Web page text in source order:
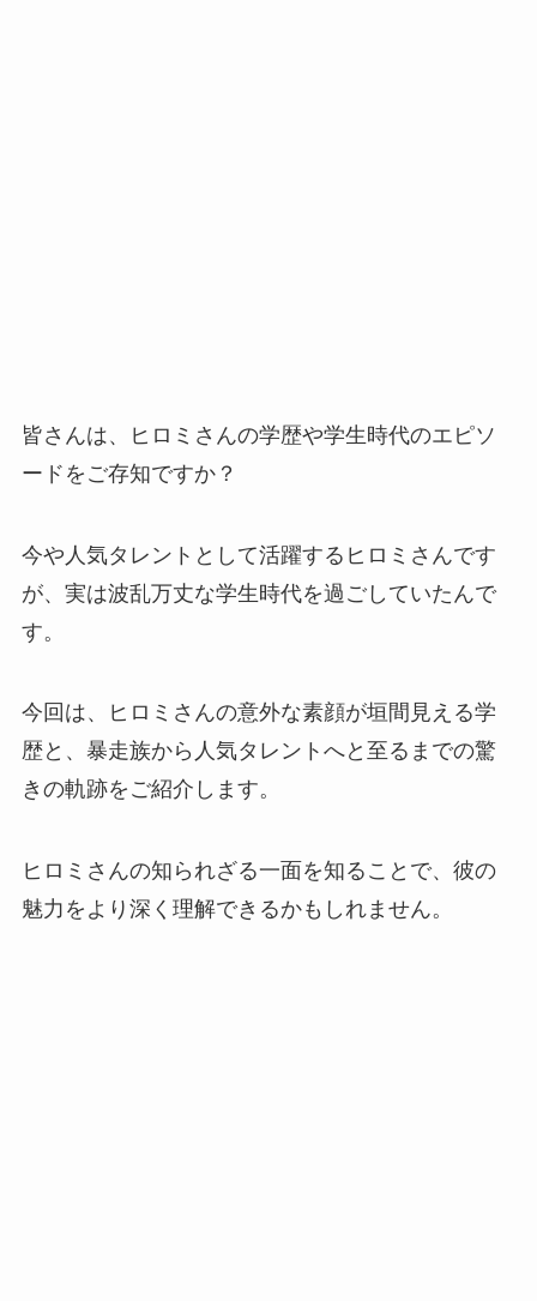
皆さんは、ヒロミさんの学歴や学生時代のエピソ
ードをご存知ですか？
今や人気タレントとして活躍するヒロミさんです
が、実は波乱万丈な学生時代を過ごしていたんで
す。
今回は、ヒロミさんの意外な素顔が垣間見える学
歴と、暴走族から人気タレントへと至るまでの驚
きの軌跡をご紹介します。
ヒロミさんの知られざる一面を知ることで、彼の
魅力をより深く理解できるかもしれません。